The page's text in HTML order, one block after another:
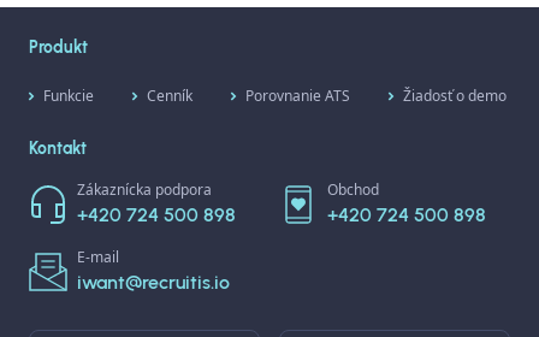
Produkt
Funkcie Cenník Porovnanie ATS Žiadosť o demo
Kontakt
Zákaznícka podpora
+420 724 500 898
Obchod
+420 724 500 898
E-mail
iwant@recruitis.io